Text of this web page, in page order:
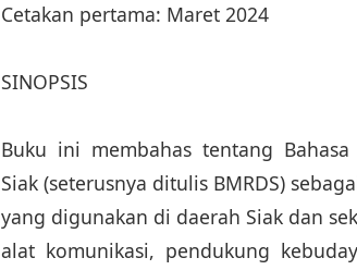
Cetakan pertama: Maret 2024
SINOPSIS
Buku ini membahas tentang
Siak (seterusnya ditulis BMRDS)
yang digunakan di daerah Siak dan
alat komunikasi, pendukung